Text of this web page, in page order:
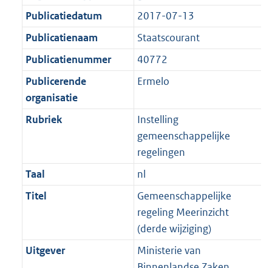
t
b
Publicatiedatum
2017-07-13
Publicatienaam
Staatscourant
Publicatienummer
40772
Publicerende
organisatie
Ermelo
Rubriek
Instelling
gemeenschappelijke
regelingen
Taal
nl
Titel
Gemeenschappelijke
regeling Meerinzicht
(derde wijziging)
Uitgever
Ministerie van